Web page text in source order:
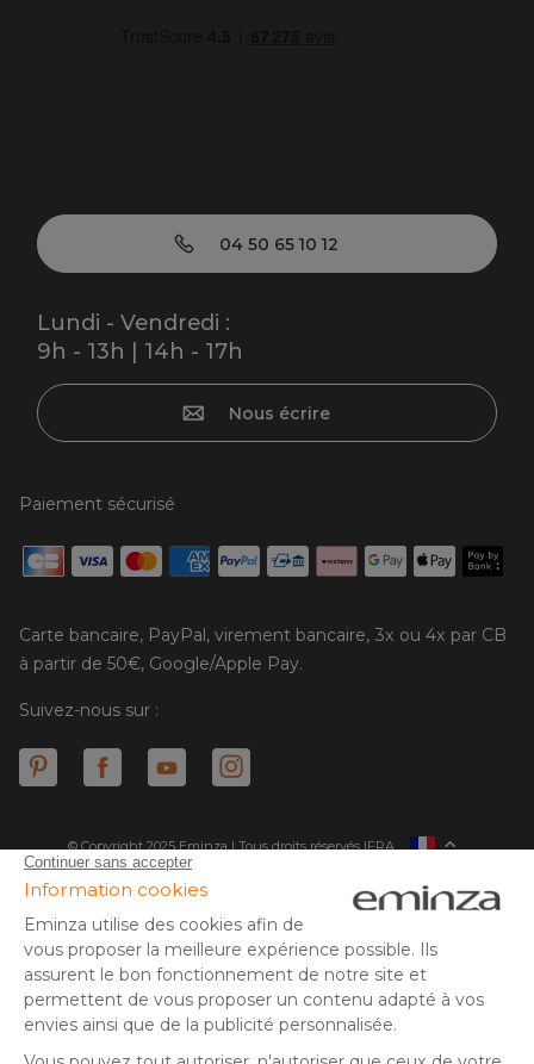
04 50 65 10 12
Lundi - Vendredi :
9h - 13h | 14h - 17h
Nous écrire
Paiement sécurisé
Carte bancaire, PayPal, virement bancaire, 3x ou 4x par CB
à partir de 50€, Google/Apple Pay.
Suivez-nous sur :
© Copyright 2025 Eminza | Tous droits réservés |
ESPAÑA
NEDERLAND
SUISSE
DANMARK
FRA
* Vous disposez de 30 jours (à compter de la réception ou du
retrait de votre colis) pour effectuer un retour de produits et
** Expédition le jour même pour toute commande passée avant